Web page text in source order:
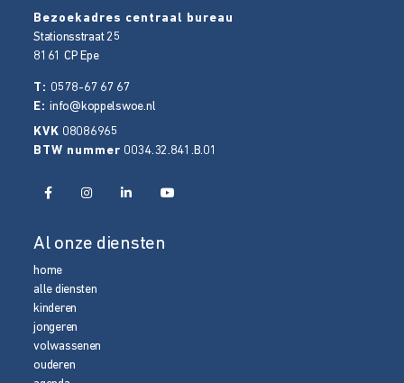
Bezoekadres centraal bureau
Stationsstraat 25
8161 CP Epe
T: 0578-67 67 67
E:info@koppelswoe.nl
KVK 08086965
BTW nummer 0034.32.841.B.01
Al onze diensten
home
alle diensten
kinderen
jongeren
volwassenen
ouderen